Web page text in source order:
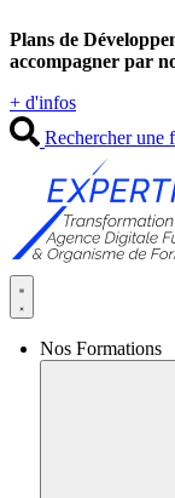
au
contenu
Plans de
accompagner par
+ d'infos
Rechercher une
Nos Formations